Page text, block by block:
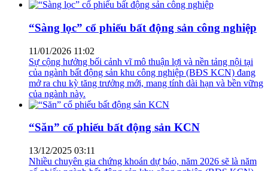
“Sàng lọc” cổ phiếu bất động sản công nghiệp
11/01/2026 11:02
Sự cộng hưởng bối cảnh vĩ mô thuận lợi và nền tảng nội tại
của ngành bất động sản khu công nghiệp (BĐS KCN) đang
mở ra chu kỳ tăng trưởng mới, mang tính dài hạn và bền vững
của ngành này.
“Săn” cổ phiếu bất động sản KCN
13/12/2025 03:11
Nhiều chuyên gia chứng khoán dự báo, năm 2026 sẽ là năm